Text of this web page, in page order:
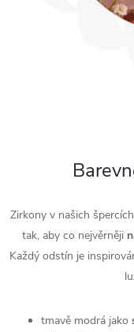
Zirkony v našich
tak, aby co nejvěrněji
Každý odstín je
tmavě modrá jako